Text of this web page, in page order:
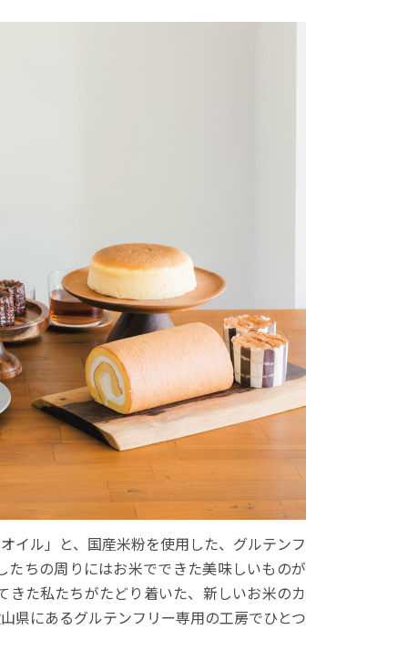
ル」と、国産米粉を使用した、グルテンフ
ちの周りにはお米でできた美味しいものが
た私たちがたどり着いた、新しいお米のカ
県にあるグルテンフリー専用の工房でひとつ